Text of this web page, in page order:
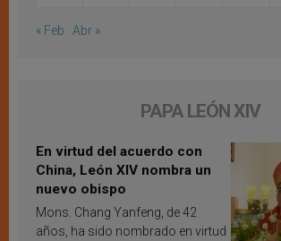
« Feb Abr »
PAPA LEÓN XIV
En virtud del acuerdo con
China, León XIV nombra un
nuevo obispo
Mons. Chang Yanfeng, de 42
años, ha sido nombrado en virtud